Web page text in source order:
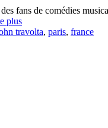
fans de comédies
plus
travolta, paris, france